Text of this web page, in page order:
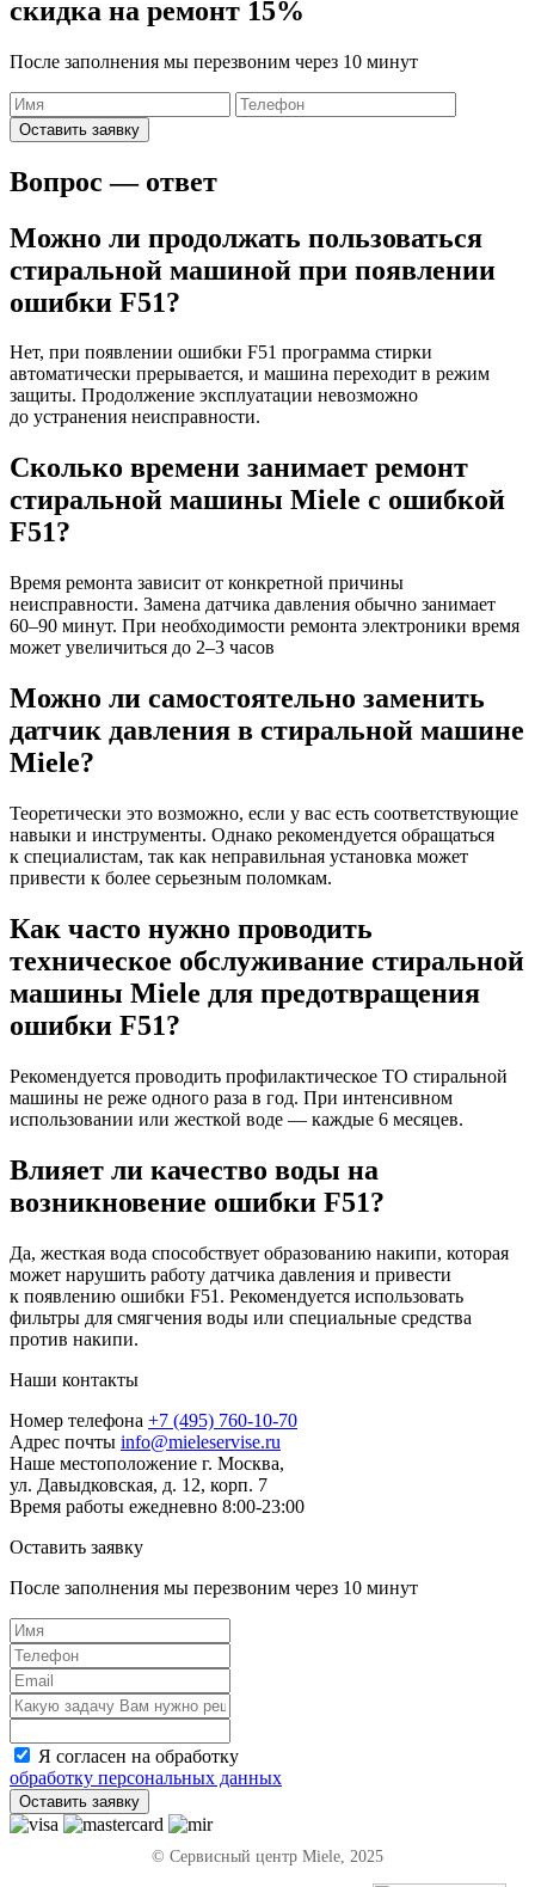
скидка на ремонт 15%
После заполнения мы перезвоним через 10 минут
Оставить заявку
Вопрос — ответ
Можно ли продолжать пользоваться
стиральной машиной при появлении
ошибки F51?
Нет, при появлении ошибки F51 программа стирки
автоматически прерывается, и машина переходит в режим
защиты. Продолжение эксплуатации невозможно
до устранения неисправности.
Сколько времени занимает ремонт
стиральной машины Miele с ошибкой
F51?
Время ремонта зависит от конкретной причины
неисправности. Замена датчика давления обычно занимает
60–90 минут. При необходимости ремонта электроники время
может увеличиться до 2–3 часов
Можно ли самостоятельно заменить
датчик давления в стиральной машине
Miele?
Теоретически это возможно, если у вас есть соответствующие
навыки и инструменты. Однако рекомендуется обращаться
к специалистам, так как неправильная установка может
привести к более серьезным поломкам.
Как часто нужно проводить
техническое обслуживание стиральной
машины Miele для предотвращения
ошибки F51?
Рекомендуется проводить профилактическое ТО стиральной
машины не реже одного раза в год. При интенсивном
использовании или жесткой воде — каждые 6 месяцев.
Влияет ли качество воды на
возникновение ошибки F51?
Да, жесткая вода способствует образованию накипи, которая
может нарушить работу датчика давления и привести
к появлению ошибки F51. Рекомендуется использовать
фильтры для смягчения воды или специальные средства
против накипи.
Наши контакты
Номер телефона +7 (495) 760-10-70
Адрес почты info@mieleservise.ru
Наше местоположение г. Москва,
ул. Давыдковская, д. 12, корп. 7
Время работы eжедневно 8:00-23:00
Оставить заявку
После заполнения мы перезвоним через 10 минут
Я согласен на обработку
обработку персональных данных
Оставить заявку
© Сервисный центр Miele, 2025